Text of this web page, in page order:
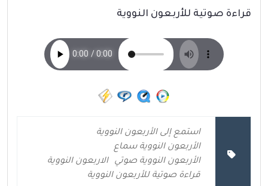
قراءة صوتية للأربعون النووية
استمع إلى الأربعون النووية
الأربعون النووية سماع
الأربعون النووية صوتي
الاربعون النووية
قراءة صوتية للأربعون النووية